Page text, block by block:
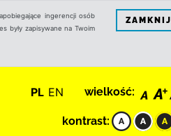
ingerencji osób
były zapisywane na Twoim
ZAMKNIJ
PL EN wielkość:
kontrast: